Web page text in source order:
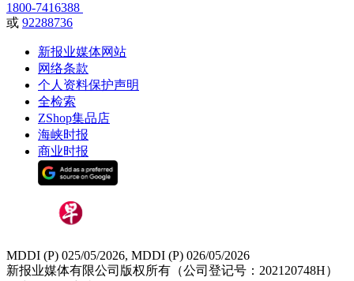
1800-7416388
或 92288736
新报业媒体网站
网络条款
个人资料保护声明
全检索
ZShop集品店
海峡时报
商业时报
MDDI (P) 025/05/2026, MDDI (P) 026/05/2026
新报业媒体有限公司版权所有（公司登记号：202120748H）